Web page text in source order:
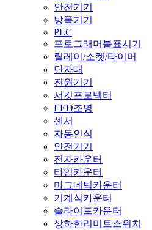
안전기기
방폭기기
PLC
프로그래머블표시기
릴레이/소켓/타이머
단자대
전원기기
서킷프로텍터
LED조명
센서
자동인식
안전기기
전자카운터
타임카운터
마그네틱카운터
기계식카운터
슬라이드카운터
상하한리미트스위치